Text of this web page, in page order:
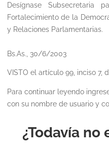
Desígnase Subsecretaria
Fortalecimiento de la
y Relaciones Parlamentarias.
Bs.As., 30/6/2003
VISTO el artículo 99, inciso 7,
Para continuar leyendo
con su nombre de usuario y
¿Todavía no